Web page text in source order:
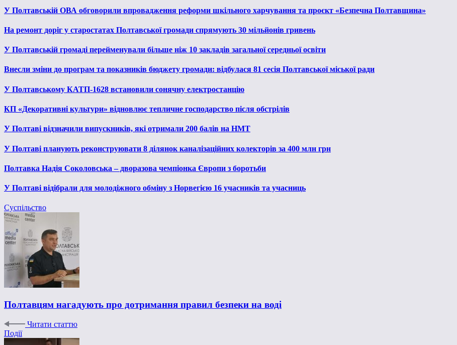
У Полтавській ОВА обговорили впровадження реформи шкільного харчування та проєкт «Безпечна Полтавщина»
На ремонт доріг у старостатах Полтавської громади спрямують 30 мільйонів гривень
У Полтавській громаді перейменували більше ніж 10 закладів загальної середньої освіти
Внесли зміни до програм та показників бюджету громади: відбулася 81 сесія Полтавської міської ради
У Полтавському КАТП-1628 встановили сонячну електростанцію
КП «Декоративні культури» відновлює тепличне господарство після обстрілів
У Полтаві відзначили випускників, які отримали 200 балів на НМТ
У Полтаві планують реконструювати 8 ділянок каналізаційних колекторів за 400 млн грн
Полтавка Надія Соколовська – дворазова чемпіонка Європи з боротьби
У Полтаві відібрали для молодіжного обміну з Норвегією 16 учасників та учасниць
Суспільство
Полтавцям нагадують про дотримання правил безпеки на воді
Читати статтю
Події